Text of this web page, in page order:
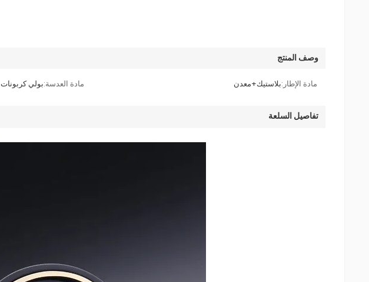
وصف المنتج
مادة الإطار:بلاستيك+معدن مادة العدسة:بولي كربونات
تفاصيل السلعة